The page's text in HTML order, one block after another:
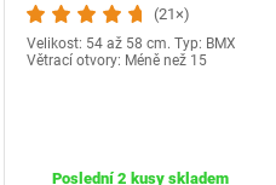
(21×)
Velikost: 54 až 58 cm. Typ: BMX
Větrací otvory: Méně než 15
Poslední 2 kusy skladem